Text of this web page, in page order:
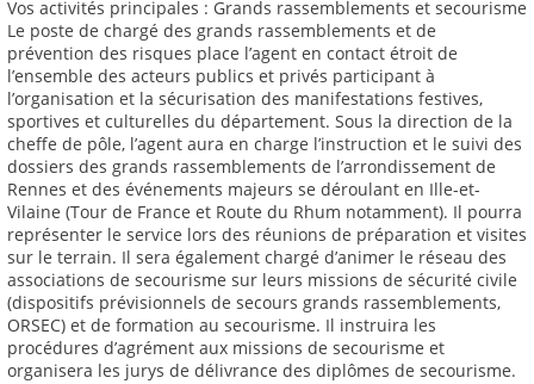
Vos activités principales : Grands rassemblements et secourisme
Le poste de chargé des grands rassemblements et de
prévention des risques place l’agent en contact étroit de
l’ensemble des acteurs publics et privés participant à
l’organisation et la sécurisation des manifestations festives,
sportives et culturelles du département. Sous la direction de la
cheffe de pôle, l’agent aura en charge l’instruction et le suivi des
dossiers des grands rassemblements de l’arrondissement de
Rennes et des événements majeurs se déroulant en Ille-et-
Vilaine (Tour de France et Route du Rhum notamment). Il pourra
représenter le service lors des réunions de préparation et visites
sur le terrain. Il sera également chargé d’animer le réseau des
associations de secourisme sur leurs missions de sécurité civile
(dispositifs prévisionnels de secours grands rassemblements,
ORSEC) et de formation au secourisme. Il instruira les
procédures d’agrément aux missions de secourisme et
organisera les jurys de délivrance des diplômes de secourisme.